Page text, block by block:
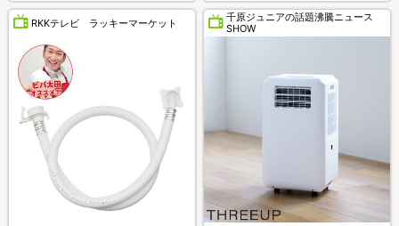
RKKテレビ ラッキーマーケット
千原ジュニアの話題沸騰ニュース
SHOW